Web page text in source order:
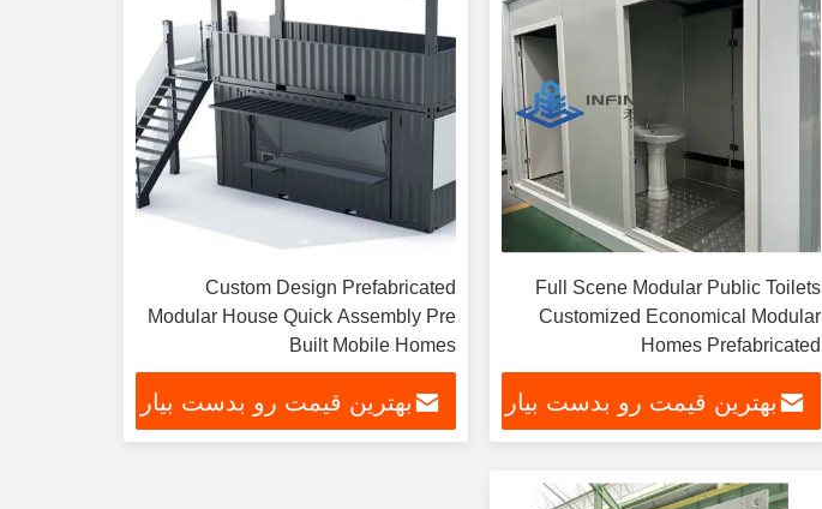
Full Scene Modular Public Toilets
Customized Economical Modular
Homes Prefabricated
بهترین قیمت رو بدست بیار
Custom Design Prefabricated
Modular House Quick Assembly Pre
Built Mobile Homes
بهترین قیمت رو بدست بیار